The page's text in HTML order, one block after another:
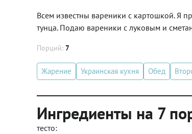
Всем известны вареники с картошкой. Я
тунца. Подаю вареники с луковым и
Порций: 7
Жарение Украинская кухня Обед
Ингредиенты на 7
тесто: